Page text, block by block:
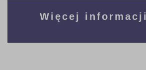
Więcej informacji